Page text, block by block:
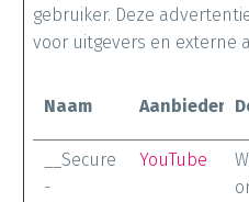
gebruiker. Deze
voor uitgevers en externe
Naam Aanbieder
__Secure
-
YouTube